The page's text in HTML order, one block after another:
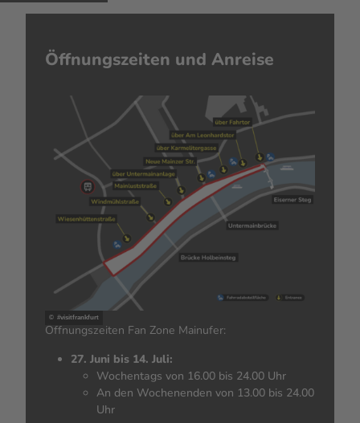
Öffnungszeiten und Anreise
© #visitfrankfurt
Öffnungszeiten Fan Zone Mainufer:
27. Juni bis 14. Juli:
Wochentags von 16.00 bis 24.00 Uhr
An den Wochenenden von 13.00 bis 24.00
Uhr